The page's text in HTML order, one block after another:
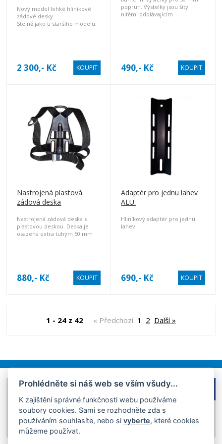
Nový model lehké hliníkové
zádové desky.
Stejně jako u staršího modelu,
Díky středové drážce je možno
namontovat prakticky
2 300,- Kč KOUPIT
popruh. Výstelky jsou šity
nitěmi odolávajícím
490,- Kč KOUPIT
Nastrojená plastová
zádová deska
Nastrojená zádová deska s
plastovou deskou. Deska je
osazena extra tuhým 50 mm
880,- Kč KOUPIT
Adaptér pro jednu lahev
ALU.
Hliníkový adaptér pro jednu
lahev.
690,- Kč KOUPIT
1 - 24 z 42 « Předchozí 1 2 Další »
OBCHODNÍ PODMÍNKY
GDPR
KONTAKT
FACEBOOK
Prohlédněte si náš web se vším všudy...
K zajištění správné funkčnosti webu používáme
soubory cookies. Sami se rozhodněte zda s
používáním souhlasíte, nebo sivyberte, které cookies
můžeme používat.